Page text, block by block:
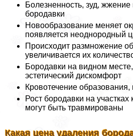
Болезненность, зуд, жжение
бородавки
Новообразование меняет
появляется неоднородный
Происходит размножение
увеличивается их
Бородавки на видном
эстетический дискомфорт
Кровотечение
Рост бородавки на
могут быть травмированы
Какая цена удаления